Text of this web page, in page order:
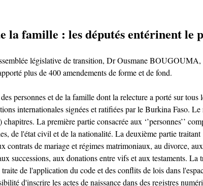
la famille : les députés entérinent le
législative de transition, Dr Ousmane
plus de 400 amendements de forme et de fond.
personnes et de la famille dont la relecture a porté sur
internationales signées et ratifiées par le Burkina Faso.
La première partie consacrée aux ‘’personnes’’
de l'état civil et de la nationalité. La deuxième partie
contrats de mariage et régimes matrimoniaux, au divorce,
successions, aux donations entre vifs et aux testaments.
de l'application du code et des conflits de lois dans
d'inscrire les actes de naissance dans des registres